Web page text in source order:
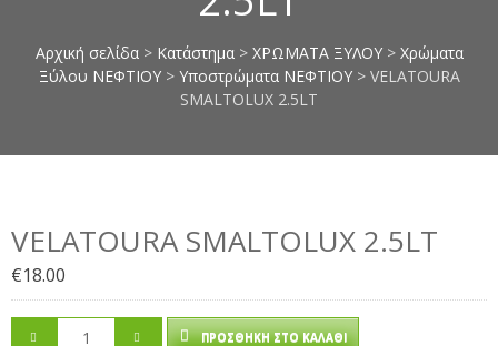
επιπλοποιίας, πέτρες μαρμάρου,
κόλλες μαρμάρου, στόκοι
μαρμάρου, σοβάδες, κόλλες
πλακιδίων, αστάρια τοίχων,
οικολογικά χρώματα τοίχων,
σε χρώματα, berling, davos,
elastotet, mentor, mercola,
apollon, chrotex, vivechrom
Αρχική σελίδα> Κατάστημα> ΧΡΩΜΑΤΑ ΞΥΛΟΥ> Χρώματα
Ξύλου ΝΕΦΤΙΟΥ> Υποστρώματα ΝΕΦΤΙΟΥ> VELATOURA
SMALTOLUX 2.5LT
VELATOURA SMALTOLUX 2.5LT
€18.00
ΠΡΟΣΘΉΚΗ ΣΤΟ ΚΑΛΆΘΙ